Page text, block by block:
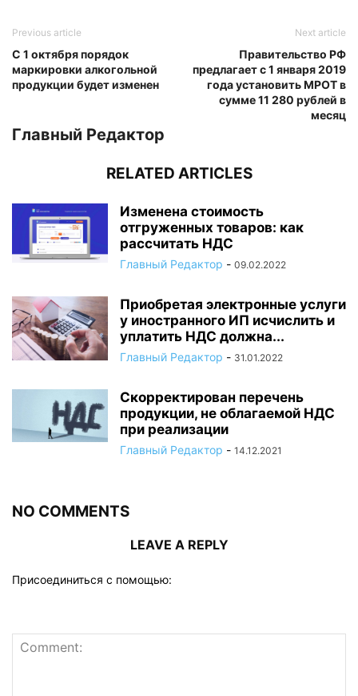
Previous article
С 1 октября порядок
маркировки алкогольной
продукции будет изменен
Next article
Правительство РФ
предлагает с 1 января 2019
года установить МРОТ в
сумме 11 280 рублей в
месяц
Главный Редактор
RELATED ARTICLES
Изменена стоимость
отгруженных товаров: как
рассчитать НДС
Главный Редактор - 09.02.2022
Приобретая электронные услуги
у иностранного ИП исчислить и
уплатить НДС должна...
Главный Редактор - 31.01.2022
Скорректирован перечень
продукции, не облагаемой НДС
при реализации
Главный Редактор - 14.12.2021
NO COMMENTS
LEAVE A REPLY
Присоединиться с помощью: